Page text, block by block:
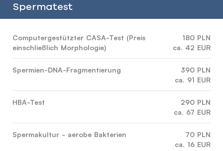
Spermatest
Computergestützter CASA-Test (Preis
einschließlich Morphologie)
180 PLN
ca. 42 EUR
Spermien-DNA-Fragmentierung
390 PLN
ca. 91 EUR
HBA-Test
290 PLN
ca. 67 EUR
Spermakultur - aerobe Bakterien
70 PLN
ca. 16 EUR